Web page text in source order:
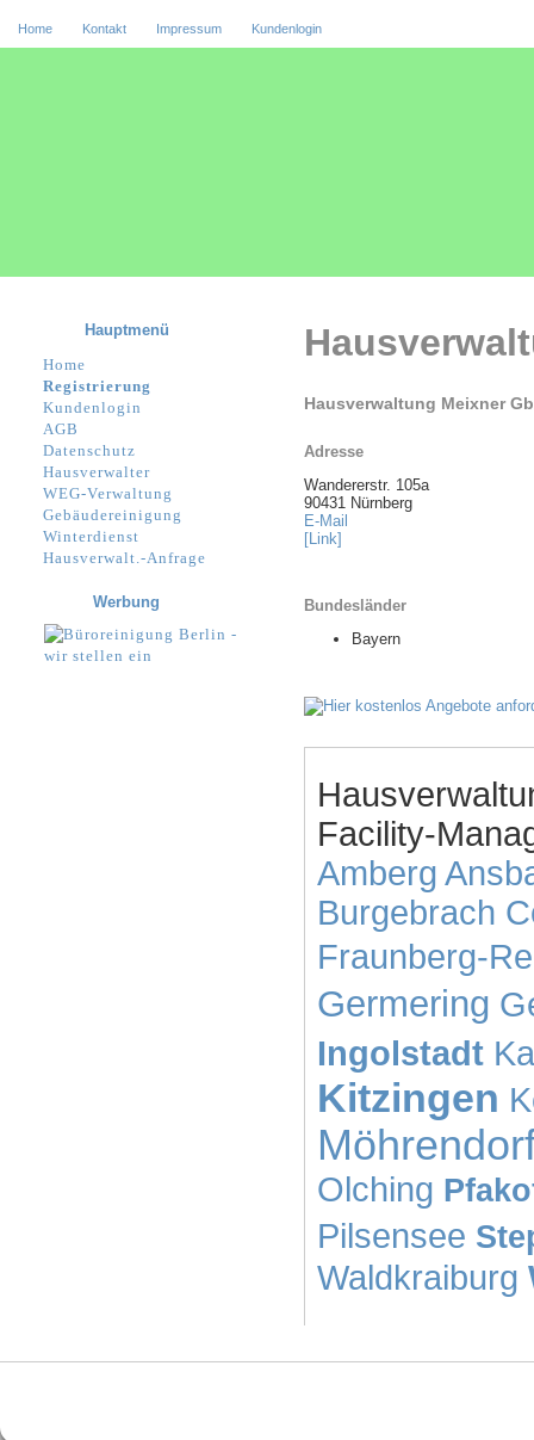
Home Kontakt Impressum Kundenlogin
Hausverwaltung Meixner
Adresse
Wandererstr. 105a
90431 Nürnberg
E-Mail
[Link]
Bundesländer
Bayern
Facility-
Amberg
Burgebrach
Fraunberg-
Germering
Ingolstadt
Kitzingen
Olching
Pilsensee
Waldkraiburg
Hauptmenü
Home
Registrierung
Kundenlogin
AGB
Datenschutz
Hausverwalter
WEG-Verwaltung
Gebäudereinigung
Winterdienst
Hausverwalt.-Anfrage
Werbung